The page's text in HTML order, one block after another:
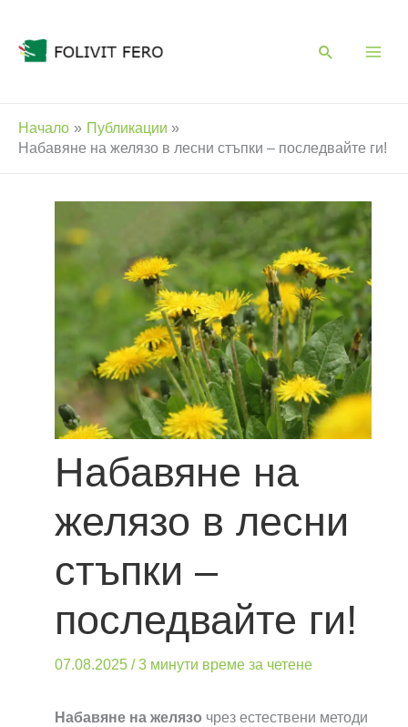
content
Начало
Публикации
Набавяне на желязо в лесни стъпки – последвайте ги!
Набавяне на
желязо в лесни
стъпки –
последвайте ги!
07.08.2025 /3 минути време за четене
Набавяне на желязо чрез естествени методи